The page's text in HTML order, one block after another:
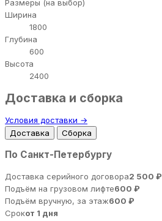
Размеры (на выбор)
Ширина
1800
Глубина
600
Высота
2400
Доставка и сборка
Условия доставки →
Доставка
Сборка
По Санкт-Петербургу
Доставка серийного договора2 500 ₽
Подъём на грузовом лифте600 ₽
Подъём вручную, за этаж600 ₽
Срокот 1 дня